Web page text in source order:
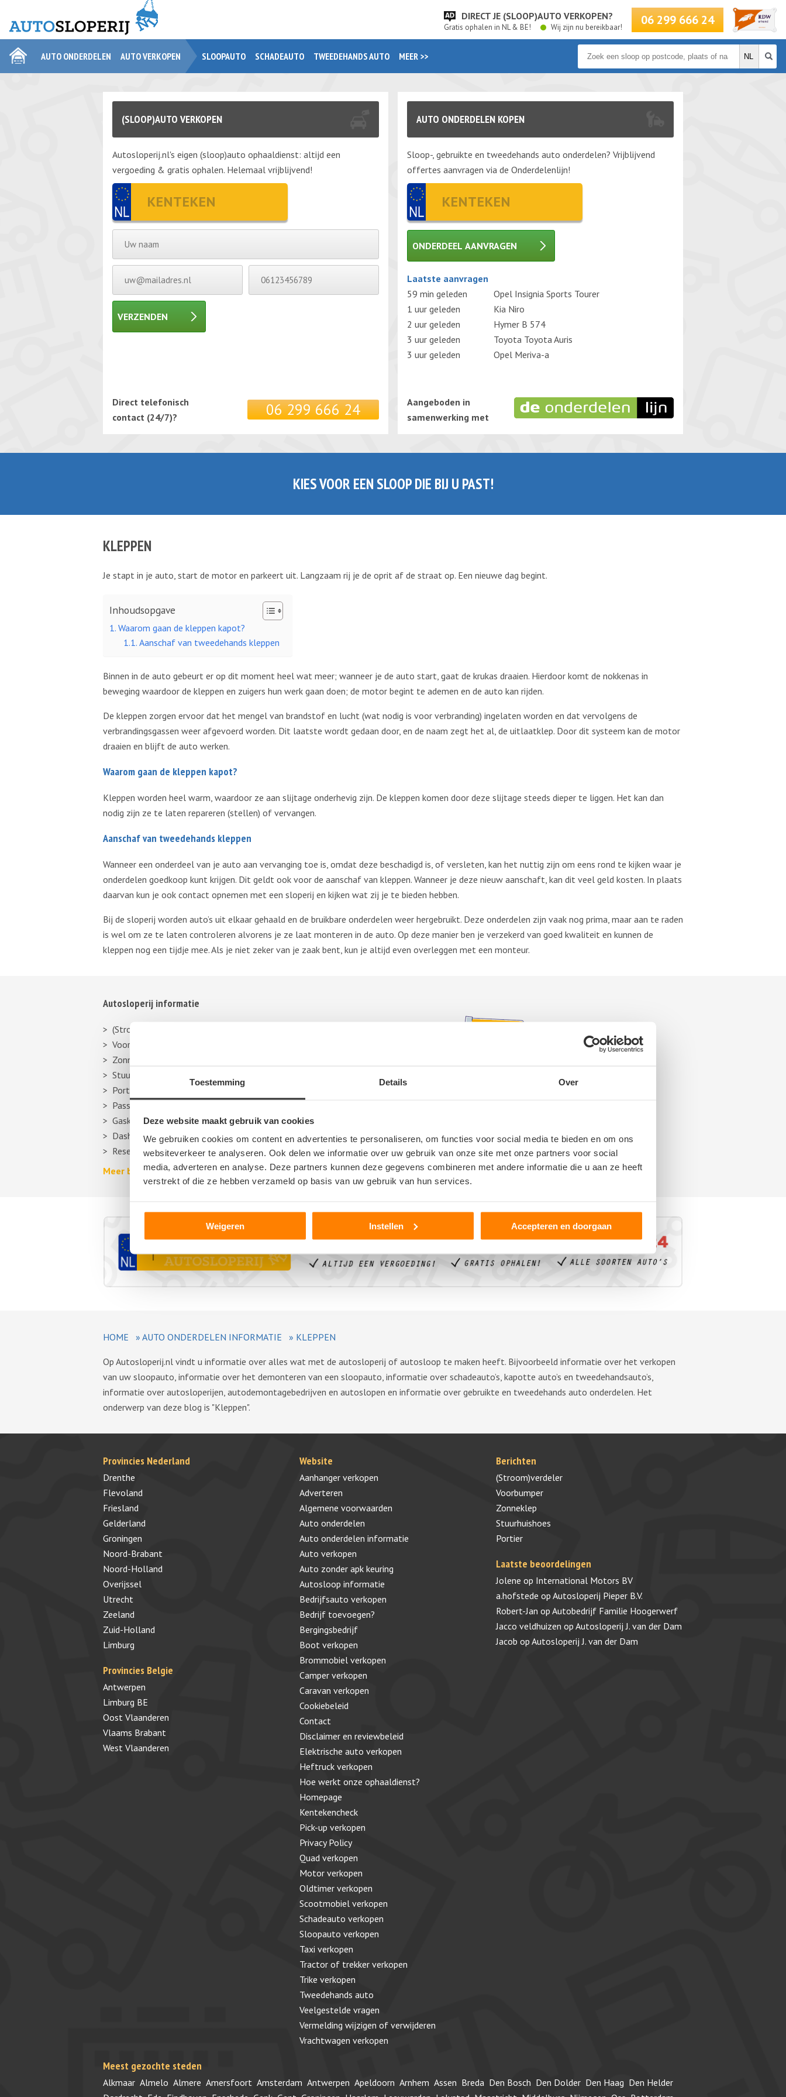
Toestemming Details Over
Deze website maakt gebruik van cookies
We gebruiken cookies om content en advertenties te personaliseren, om functies voor social media te bieden en om ons
websiteverkeer te analyseren. Ook delen we informatie over uw gebruik van onze site met onze partners voor social
media, adverteren en analyse. Deze partners kunnen deze gegevens combineren met andere informatie die u aan ze heeft
verstrekt of die ze hebben verzameld op basis van uw gebruik van hun services.
Weigeren Instellen Accepteren en doorgaan
DIRECT JE (SLOOP)AUTO VERKOPEN?
Gratis ophalen in NL & BE! Wij zijn nu bereikbaar! 06 299 666 24
AUTO ONDERDELEN AUTO VERKOPEN SLOOPAUTO SCHADEAUTO TWEEDEHANDS AUTO MEER >>
(SLOOP)AUTO VERKOPEN
Autosloperij.nl's eigen (sloop)auto ophaaldienst: altijd een
vergoeding & gratis ophalen. Helemaal vrijblijvend!
VERZENDEN
Direct telefonisch
contact (24/7)?
06 299 666 24
AUTO ONDERDELEN KOPEN
Sloop-, gebruikte en tweedehands auto onderdelen? Vrijblijvend
offertes aanvragen via de Onderdelenlijn!
ONDERDEEL AANVRAGEN
Gelieve dit veld leeg te laten.
Laatste aanvragen
59 min geleden
Opel Insignia Sports Tourer
1 uur geleden
Kia Niro
2 uur geleden
Hymer B 574
3 uur geleden
Toyota Toyota Auris
3 uur geleden
Opel Meriva-a
Aangeboden in
samenwerking met
KIES VOOR EEN SLOOP DIE BIJ U PAST!
KLEPPEN
Je stapt in je auto, start de motor en parkeert uit. Langzaam rij je de oprit af de straat op. Een nieuwe dag begint.
Inhoudsopgave
Waarom gaan de kleppen kapot?
Aanschaf van tweedehands kleppen
Binnen in de auto gebeurt er op dit moment heel wat meer; wanneer je de auto start, gaat de krukas draaien. Hierdoor komt de nokkenas in
beweging waardoor de kleppen en zuigers hun werk gaan doen; de motor begint te ademen en de auto kan rijden.
De kleppen zorgen ervoor dat het mengel van brandstof en lucht (wat nodig is voor verbranding) ingelaten worden en dat vervolgens de
verbrandingsgassen weer afgevoerd worden. Dit laatste wordt gedaan door, en de naam zegt het al, de uitlaatklep. Door dit systeem kan de motor
draaien en blijft de auto werken.
Waarom gaan de kleppen kapot?
Kleppen worden heel warm, waardoor ze aan slijtage onderhevig zijn. De kleppen komen door deze slijtage steeds dieper te liggen. Het kan dan
nodig zijn ze te laten repareren (stellen) of vervangen.
Aanschaf van tweedehands kleppen
Wanneer een onderdeel van je auto aan vervanging toe is, omdat deze beschadigd is, of versleten, kan het nuttig zijn om eens rond te kijken waar je
onderdelen goedkoop kunt krijgen. Dit geldt ook voor de aanschaf van kleppen. Wanneer je deze nieuw aanschaft, kan dit veel geld kosten. In plaats
daarvan kun je ook contact opnemen met een sloperij en kijken wat zij je te bieden hebben.
Bij de sloperij worden auto’s uit elkaar gehaald en de bruikbare onderdelen weer hergebruikt. Deze onderdelen zijn vaak nog prima, maar aan te raden
is wel om ze te laten controleren alvorens je ze laat monteren in de auto. Op deze manier ben je verzekerd van goed kwaliteit en kunnen de
kleppen nog een tijdje mee. Als je niet zeker van je zaak bent, kun je altijd even overleggen met een monteur.
Autosloperij informatie
(Stroom)verdeler
Voorbumper
Zonneklep
Stuurhuishoes
Portier
Passagiersstoel
Gasklep
Dashboard
Reservewiel, reserveband of thuiskomer
Meer berichten over autosloperijen >>
HOME » AUTO ONDERDELEN INFORMATIE » KLEPPEN
Op Autosloperij.nl vindt u informatie over alles wat met de autosloperij of autosloop te maken heeft. Bijvoorbeeld informatie over het verkopen
van uw sloopauto, informatie over het demonteren van een sloopauto, informatie over schadeauto’s, kapotte auto’s en tweedehandsauto’s,
informatie over autosloperijen, autodemontagebedrijven en autoslopen en informatie over gebruikte en tweedehands auto onderdelen. Het
onderwerp van deze blog is "Kleppen".
Provincies Nederland
Drenthe
Flevoland
Friesland
Gelderland
Groningen
Noord-Brabant
Noord-Holland
Overijssel
Utrecht
Zeeland
Zuid-Holland
Limburg
Provincies Belgie
Antwerpen
Limburg BE
Oost Vlaanderen
Vlaams Brabant
West Vlaanderen
Website
Aanhanger verkopen
Adverteren
Algemene voorwaarden
Auto onderdelen
Auto onderdelen informatie
Auto verkopen
Auto zonder apk keuring
Autosloop informatie
Bedrijfsauto verkopen
Bedrijf toevoegen?
Bergingsbedrijf
Boot verkopen
Brommobiel verkopen
Camper verkopen
Caravan verkopen
Cookiebeleid
Contact
Disclaimer en reviewbeleid
Elektrische auto verkopen
Heftruck verkopen
Hoe werkt onze ophaaldienst?
Homepage
Kentekencheck
Pick-up verkopen
Privacy Policy
Quad verkopen
Motor verkopen
Oldtimer verkopen
Scootmobiel verkopen
Schadeauto verkopen
Sloopauto verkopen
Taxi verkopen
Tractor of trekker verkopen
Trike verkopen
Tweedehands auto
Veelgestelde vragen
Vermelding wijzigen of verwijderen
Vrachtwagen verkopen
Berichten
(Stroom)verdeler
Voorbumper
Zonneklep
Stuurhuishoes
Portier
Laatste beoordelingen
Jolene op International Motors BV
a.hofstede op Autosloperij Pieper B.V.
Robert-Jan op Autobedrijf Familie Hoogerwerf
Jacco veldhuizen op Autosloperij J. van der Dam
Jacob op Autosloperij J. van der Dam
Meest gezochte steden
Alkmaar Almelo Almere Amersfoort Amsterdam Antwerpen Apeldoorn Arnhem Assen Breda Den Bosch Den Dolder Den Haag Den Helder